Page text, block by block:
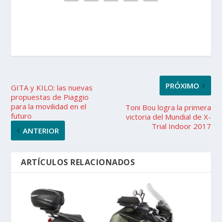
GITA y KILO: las nuevas
propuestas de Piaggio
para la movilidad en el
futuro
ANTERIOR
PRÓXIMO
Toni Bou logra la primera
victoria del Mundial de X-
Trial Indoor 2017
ARTÍCULOS RELACIONADOS